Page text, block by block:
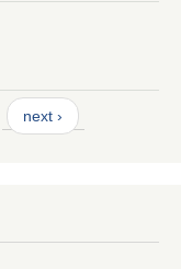
next ›